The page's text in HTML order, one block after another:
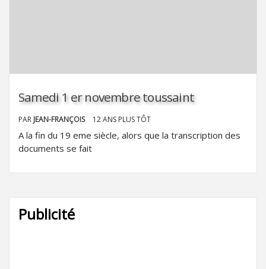
Samedi 1 er novembre toussaint
PAR JEAN-FRANÇOIS 12 ANS PLUS TÔT
A la fin du 19 eme siècle, alors que la transcription des
documents se fait
Publicité